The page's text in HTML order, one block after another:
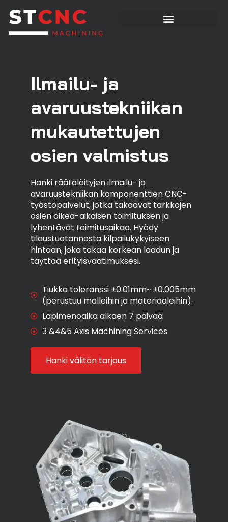
Ilmailu- ja
avaruustekniikan
mukautettujen
osien valmistus
Hanki räätälöityjen ilmailu- ja
avaruustekniikan komponenttien CNC-
työstöpalvelut, jotka takaavat tarkkojen
osien oikea-aikaisen toimituksen ja
lyhentävät toimitusaikaa. Hyödy
tilaustuotannosta kilpailukykyiseen
hintaan, joka takaa korkean laadun ja
täyttää erityisvaatimuksesi.
Tiukka toleranssi ±0.01mm~ ±0.005mm
(perustuu malleihin ja materiaaleihin).
Läpimenoaika alkaen 7 päivää
3 &4&5 Axis Machining Services
Hanki välitön tarjous